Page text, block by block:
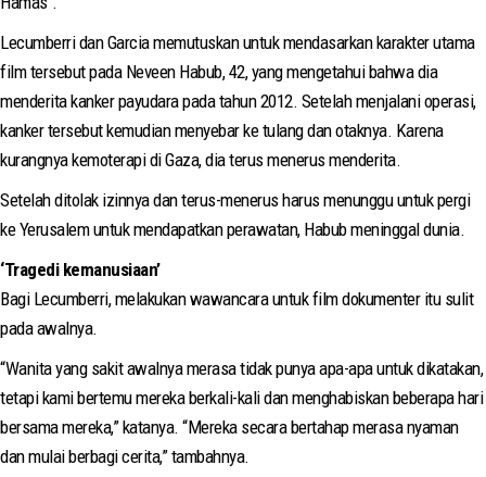
Lecumberri dan Garcia memutuskan untuk mendasarkan karakter utama
film tersebut pada Neveen Habub, 42, yang mengetahui bahwa dia
menderita kanker payudara pada tahun 2012. Setelah menjalani operasi,
kanker tersebut kemudian menyebar ke tulang dan otaknya. Karena
kurangnya kemoterapi di Gaza, dia terus menerus menderita.
Setelah ditolak izinnya dan terus-menerus harus menunggu untuk pergi
ke Yerusalem untuk mendapatkan perawatan, Habub meninggal dunia.
‘Tragedi kemanusiaan’
Bagi Lecumberri, melakukan wawancara untuk film dokumenter itu sulit
pada awalnya.
“Wanita yang sakit awalnya merasa tidak punya apa-apa untuk dikatakan,
tetapi kami bertemu mereka berkali-kali dan menghabiskan beberapa hari
bersama mereka,” katanya. “Mereka secara bertahap merasa nyaman
dan mulai berbagi cerita,” tambahnya.